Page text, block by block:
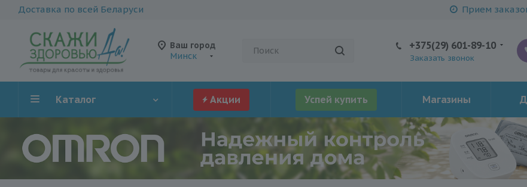
Доставка по всей Беларуси Прием
Ваш город
Минск
+375(29) 601-89-10
Заказать звонок
Каталог Акции Успей купить Магазины